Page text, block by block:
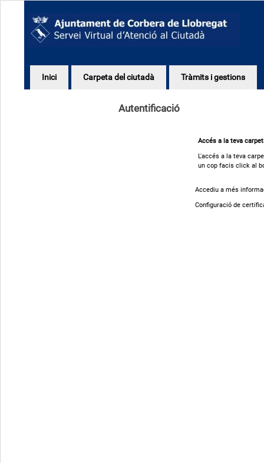
Inici Carpeta del ciutadà Tràmits i gestions
Autentificació
Accés a la teva
L'accés a la teva
un cop facis click al
Accediu a més
Configuració de